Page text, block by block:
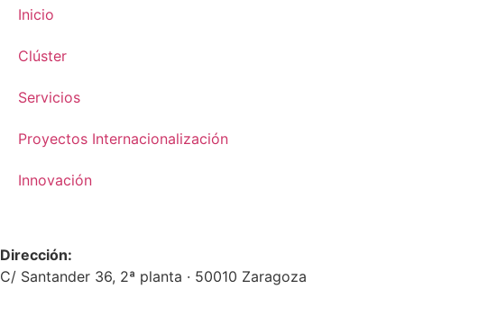
Inicio
Clúster
Servicios
Proyectos Internacionalización
Innovación
Dirección:
C/ Santander 36, 2ª planta · 50010 Zaragoza